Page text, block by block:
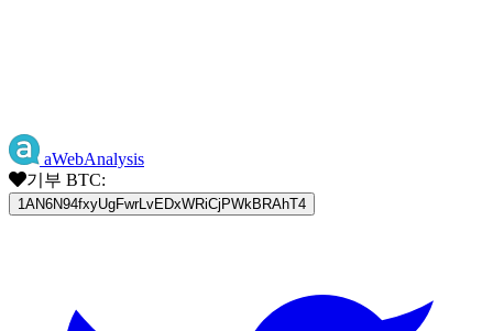
aWebAnalysis
기부 BTC:
1AN6N94fxyUgFwrLvEDxWRiCjPWkBRAhT4